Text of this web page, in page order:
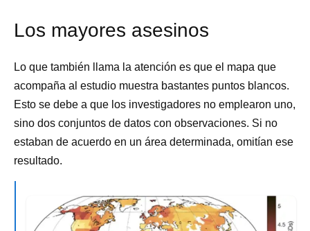
Los mayores asesinos
Lo que también llama la atención es que el mapa que
acompaña al estudio muestra bastantes puntos blancos.
Esto se debe a que los investigadores no emplearon uno,
sino dos conjuntos de datos con observaciones. Si no
estaban de acuerdo en un área determinada, omitían ese
resultado.